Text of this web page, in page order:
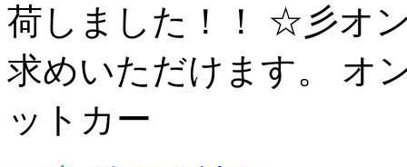
荷しました！！ ☆彡オ
求めいただけます。 オ
ットカー